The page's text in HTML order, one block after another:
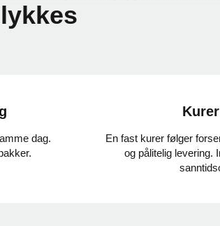
dag.
En fast kurer følger
og pålitelig levering.